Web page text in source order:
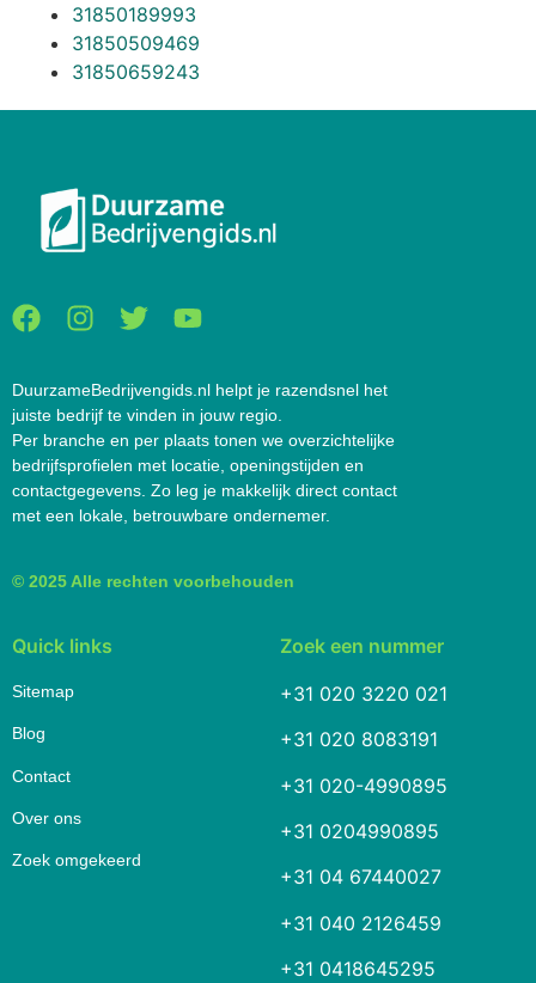
31850189993
31850509469
31850659243
DuurzameBedrijvengids.nl helpt je razendsnel het
juiste bedrijf te vinden in jouw regio.
Per branche en per plaats tonen we overzichtelijke
bedrijfsprofielen met locatie, openingstijden en
contactgegevens. Zo leg je makkelijk direct contact
met een lokale, betrouwbare ondernemer.
© 2025 Alle rechten voorbehouden
Quick links
Sitemap
Blog
Contact
Over ons
Zoek omgekeerd
Zoek een nummer
+31 020 3220 021
+31 020 8083191
+31 020-4990895
+31 0204990895
+31 04 67440027
+31 040 2126459
+31 0418645295